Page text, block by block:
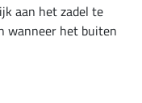
aan het zadel te
wanneer het buiten